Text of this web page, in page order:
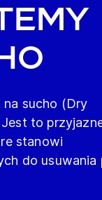
na sucho (Dry
to
stanowi
do usuwania